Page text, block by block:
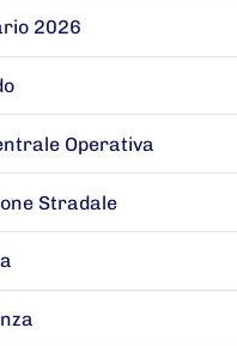
2026
Operativa
Stradale